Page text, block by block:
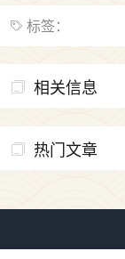
标签：
相关信息
热门文章